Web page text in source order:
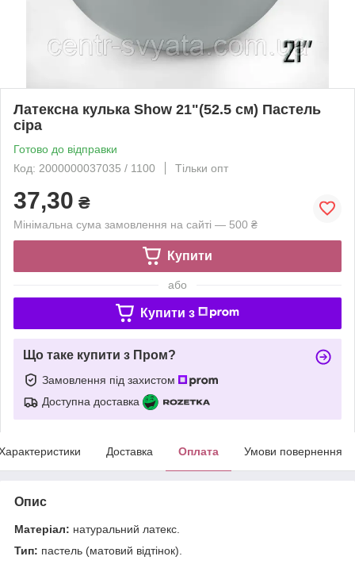
Латексна кулька Show 21"(52.5 см) Пастель
сіра
Готово до відправки
Код: 2000000037035 / 1100
Тільки опт
37,30 ₴
Мінімальна сума замовлення на сайті — 500 ₴
Купити
або
Купити з
Що таке купити з Пром?
Замовлення під захистом
Доступна доставка
Доставка Оплата Умови повернення
Опис
Матеріал: натуральний латекс.
Тип: пастель (матовий відтінок).